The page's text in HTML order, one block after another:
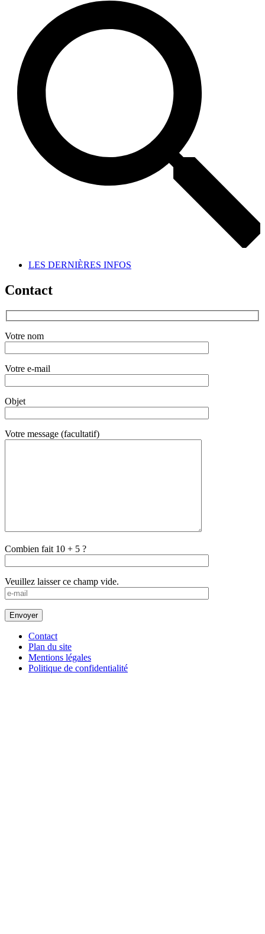
LES DERNIÈRES INFOS
Contact
Votre nom
Votre e-mail
Objet
Votre message (facultatif)
Combien fait 10 + 5 ?
Veuillez laisser ce champ vide.
Contact
Plan du site
Mentions légales
Politique de confidentialité